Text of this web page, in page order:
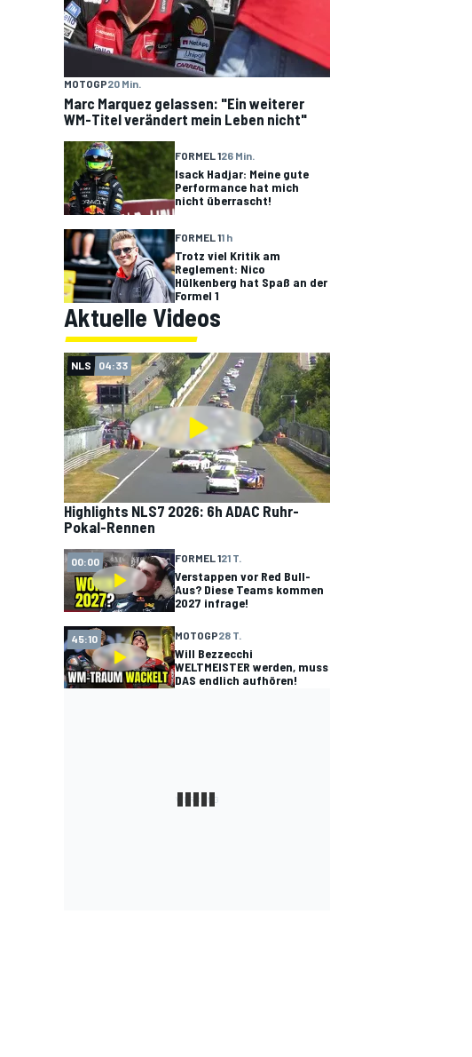
MOTOGP20 Min.
Marc Marquez gelassen: "Ein weiterer
WM-Titel verändert mein Leben nicht"
FORMEL 126 Min.
Isack Hadjar: Meine gute
Performance hat mich
nicht überrascht!
FORMEL 11 h
Trotz viel Kritik am
Reglement: Nico
Hülkenberg hat Spaß an der
Formel 1
Aktuelle Videos
NLS 04:33
Highlights NLS7 2026: 6h ADAC Ruhr-
Pokal-Rennen
00:00 FORMEL 121 T.
Verstappen vor Red Bull-
Aus? Diese Teams kommen
2027 infrage!
45:10 MOTOGP28 T.
Will Bezzecchi
WELTMEISTER werden, muss
DAS endlich aufhören!